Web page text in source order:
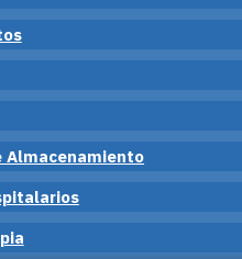
Almacenamiento